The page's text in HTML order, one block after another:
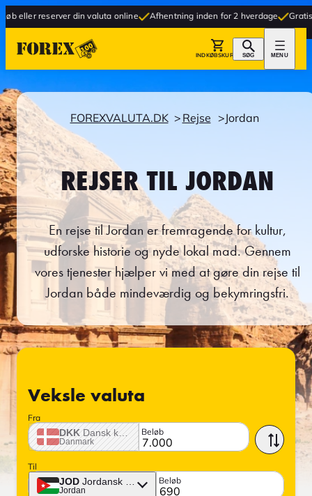
din valuta online Afhentning inden for 2 hverdage Gratis levering til
INDKØBSKURV SØG MENU
FOREXVALUTA.DK Rejse Jordan
REJSER TIL JORDAN
En rejse til Jordan er fremragende for kultur,
udforske historie og nyde lokal mad. Gennem
vores tjenester hjælper vi med at gøre din rejse til
Jordan både mindeværdig og bekymringsfri.
Veksle valuta
Fra
DKK Dansk krone
Danmark
Beløb
Til
JOD Jordansk dinar
Jordan
Beløb